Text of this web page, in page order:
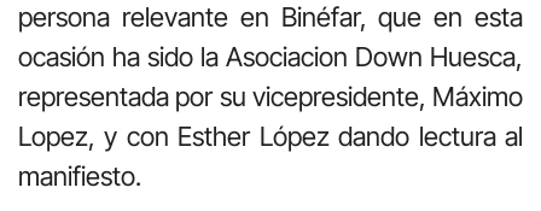
persona relevante en Binéfar, que en esta
ocasión ha sido la Asociacion Down Huesca,
representada por su vicepresidente, Máximo
Lopez, y con Esther López dando lectura al
manifiesto.